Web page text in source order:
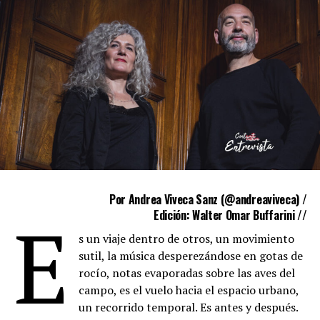
Sobre “Constelaciones” puedo decir que es un libro
fuerte, con historias bastante movilizadoras, es un
Bolsa” es en tono más humorístico, un poco más
Son libros de cuentos cortos, escritos individualmente y
luego seleccionados para cada uno de los libros.
Su actualidad
Por Andrea Viveca Sanz (@andreaviveca) /
Edición: Walter Omar Buffarini //
E
s un viaje dentro de otros, un movimiento
sutil, la música desperezándose en gotas de
rocío, notas evaporadas sobre las aves del
campo, es el vuelo hacia el espacio urbano,
un recorrido temporal. Es antes y después.